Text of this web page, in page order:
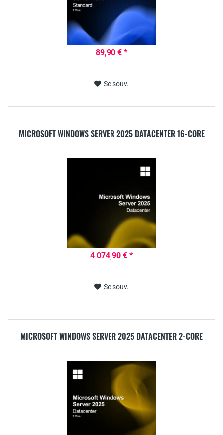
89,90 € *
Se souv.
MICROSOFT WINDOWS SERVER 2025 DATACENTER 16-CORE
4 074,90 € *
Se souv.
MICROSOFT WINDOWS SERVER 2025 DATACENTER 2-CORE